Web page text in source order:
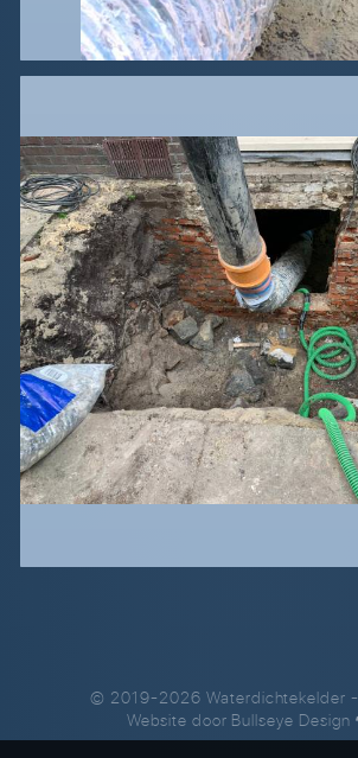
© 2019-2026 Waterdichtekelder-
Website door Bullseye Design